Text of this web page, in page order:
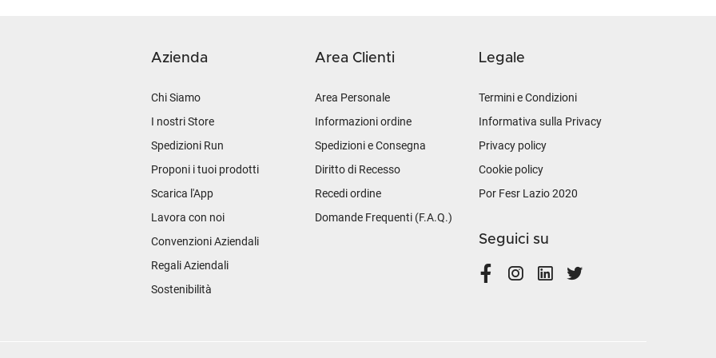
Azienda
Chi Siamo
I nostri Store
Spedizioni Run
Proponi i tuoi prodotti
Scarica l'App
Lavora con noi
Convenzioni Aziendali
Regali Aziendali
Sostenibilità
Area Clienti
Area Personale
Informazioni ordine
Spedizioni e Consegna
Diritto di Recesso
Recedi ordine
Domande Frequenti (F.A.Q.)
Legale
Termini e Condizioni
Informativa sulla Privacy
Privacy policy
Cookie policy
Por Fesr Lazio 2020
Seguici su